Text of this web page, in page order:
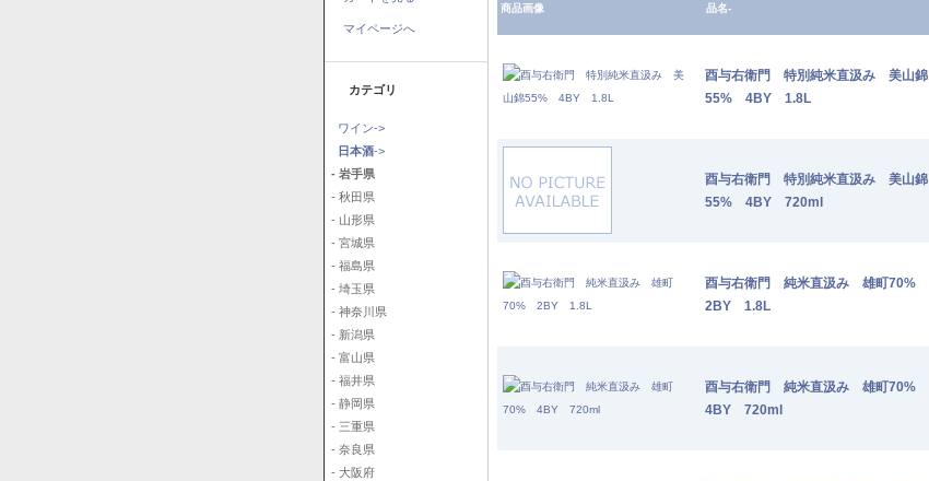
マイページへ
カテゴリ
ワイン->
日本酒->
- 岩手県
- 秋田県
- 山形県
- 宮城県
- 福島県
- 埼玉県
- 神奈川県
- 新潟県
- 富山県
- 福井県
- 静岡県
- 三重県
- 奈良県
- 大阪府
商品画像 品名-
酉与右衛門 特別純米直汲み 美山錦
55% 4BY 1.8L
酉与右衛門 特別純米直汲み 美山錦
55% 4BY 720ml
酉与右衛門 純米直汲み 雄町70%
2BY 1.8L
酉与右衛門 純米直汲み 雄町70%
4BY 720ml